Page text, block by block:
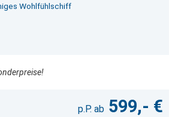
Wohlfühlschiff
599,- €